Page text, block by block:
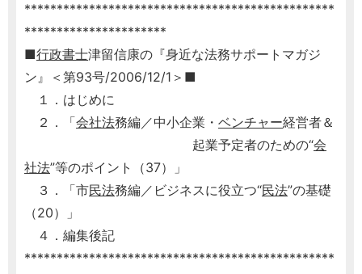
************************************************
**********************
■行政書士津留信康の『身近な法務サポートマガジ
ン』＜第93号/2006/12/1＞■
１．はじめに
２．「会社法務編／中小企業・ ベンチャー経営者＆
起業予定者のための“会
社法”等のポイント（37）」
３．「市民法務編／ビジネスに役立つ“民法”の基礎
（20）」
４．編集後記
************************************************